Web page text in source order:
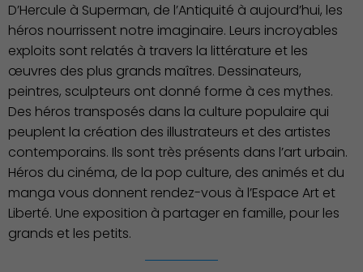
Démocratie locale
D’Hercule à Superman, de l’Antiquité à aujourd’hui, les
héros nourrissent notre imaginaire. Leurs incroyables
exploits sont relatés à travers la littérature et les
œuvres des plus grands maîtres. Dessinateurs,
peintres, sculpteurs ont donné forme à ces mythes.
Des héros transposés dans la culture populaire qui
peuplent la création des illustrateurs et des artistes
contemporains. Ils sont très présents dans l’art urbain.
Héros du cinéma, de la pop culture, des animés et du
manga vous donnent rendez-vous à l’Espace Art et
Liberté. Une exposition à partager en famille, pour les
grands et les petits.